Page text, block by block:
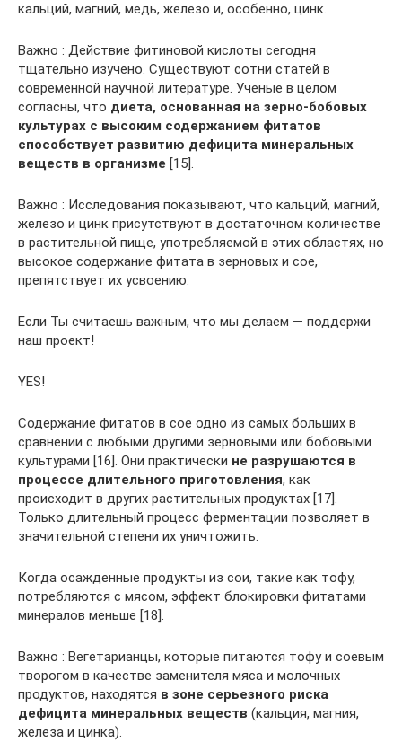
кальций, магний, медь, железо и, особенно, цинк.
Важно : Действие фитиновой кислоты сегодня
тщательно изучено. Существуют сотни статей в
современной научной литературе. Ученые в целом
согласны, что диета, основанная на зерно-бобовых
культурах с высоким содержанием фитатов
способствует развитию дефицита минеральных
веществ в организме [15].
Важно : Исследования показывают, что кальций, магний,
железо и цинк присутствуют в достаточном количестве
в растительной пище, употребляемой в этих областях, но
высокое содержание фитата в зерновых и сое,
препятствует их усвоению.
Если Ты считаешь важным, что мы делаем — поддержи
наш проект!
YES!
Содержание фитатов в сое одно из самых больших в
сравнении с любыми другими зерновыми или бобовыми
культурами [16]. Они практически не разрушаются в
процессе длительного приготовления, как
происходит в других растительных продуктах [17].
Только длительный процесс ферментации позволяет в
значительной степени их уничтожить.
Когда осажденные продукты из сои, такие как тофу,
потребляются с мясом, эффект блокировки фитатами
минералов меньше [18].
Важно : Вегетарианцы, которые питаются тофу и соевым
творогом в качестве заменителя мяса и молочных
продуктов, находятся в зоне серьезного риска
дефицита минеральных веществ (кальция, магния,
железа и цинка).